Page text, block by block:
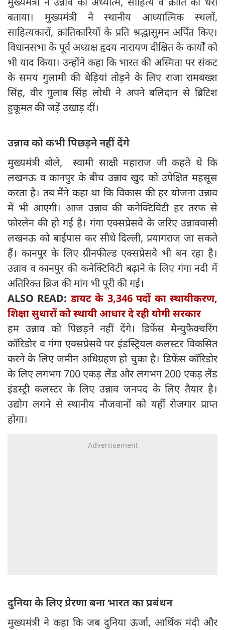
बताया। मुख्यमंत्री ने स्थानीय आध्यात्मिक स्थलों,
साहित्यकारों, क्रांतिकारियों के प्रति श्रद्धासुमन अर्पित किए।
विधानसभा के पूर्व अध्य़क्ष हृदय नारायण दीक्षित के कार्यों को
भी याद किया। उन्होंने कहा कि भारत की अस्मिता पर संकट
के समय गुलामी की बेड़ियां तोड़ने के लिए राजा रामबख्श
सिंह, वीर गुलाब सिंह लोधी ने अपने बलिदान से ब्रिटिश
हुकूमत की जड़ें उखाड़ दीं।
उन्नाव को कभी पिछड़ने नहीं देंगे
मुख्यमंत्री बोले, स्वामी साक्षी महाराज जी कहते थे कि
लखनऊ व कानपुर के बीच उन्नाव खुद को उपेक्षित महसूस
करता है। तब मैंने कहा था कि विकास की हर योजना उन्नाव
में भी आएगी। आज उन्नाव की कनेक्टिविटी हर तरफ से
फोरलेन की हो गई है। गंगा एक्सप्रेसवे के जरिए उन्नाववासी
लखनऊ को बाईपास कर सीधे दिल्ली, प्रयागराज जा सकते
हैं। कानपुर के लिए ग्रीनफील्ड एक्सप्रेसवे भी बन रहा है।
उन्नाव व कानपुर की कनेक्टिविटी बढ़ाने के लिए गंगा नदी में
अतिरिक्त ब्रिज की मांग भी पूरी की गई।
ALSO READ:डायट के 3,346 पदों का स्थायीकरण,
शिक्षा सुधारों को स्थायी आधार दे रही योगी सरकार
हम उन्नाव को पिछड़ने नहीं देंगे। डिफेंस मैन्युफैक्चरिंग
कॉरिडोर व गंगा एक्सप्रेसवे पर इंडस्ट्रियल कलस्टर विकसित
करने के लिए जमीन अधिग्रहण हो चुका है। डिफेंस कॉरिडोर
के लिए लगभग 700 एकड़ लैंड और लगभग 200 एकड़ लैंड
इंडस्ट्री कलस्टर के लिए उन्नाव जनपद के लिए तैयार है।
उद्योग लगने से स्थानीय नौजवानों को यहीं रोजगार प्राप्त
होगा।
दुनिया के लिए प्रेरणा बना भारत का प्रबंधन
मुख्यमंत्री ने कहा कि जब दुनिया ऊर्जा, आर्थिक मंदी और